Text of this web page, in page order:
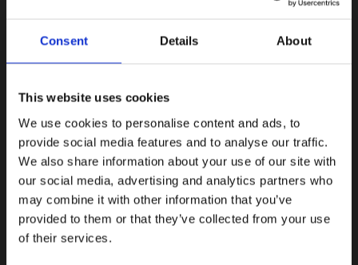
Consent Details About
This website uses cookies
We use cookies to personalise content and ads, to
provide social media features and to analyse our traffic.
We also share information about your use of our site with
our social media, advertising and analytics partners who
may combine it with other information that you’ve
provided to them or that they’ve collected from your use
of their services.